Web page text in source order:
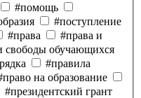
#помощь
#поступление
#права
#права и
свободы обучающихся
#правила
на образование
#президентский грант